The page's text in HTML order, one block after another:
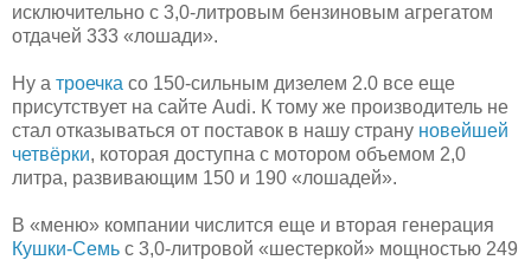
исключительно с 3,0-литровым бензиновым агрегатом
отдачей 333 «лошади».
Ну а троечка со 150-сильным дизелем 2.0 все еще
присутствует на сайте Audi. К тому же производитель не
стал отказываться от поставок в нашу страну новейшей
четвёрки, которая доступна с мотором объемом 2,0
литра, развивающим 150 и 190 «лошадей».
В «меню» компании числится еще и вторая генерация
Кушки-Семь с 3,0-литровой «шестеркой» мощностью 249